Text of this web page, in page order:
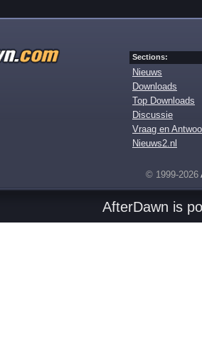
Sections:
Nieuws
Downloads
Top Downloads
Discussie
Vraag en
Nieuws2.nl
© 1999-2026
AfterDawn is